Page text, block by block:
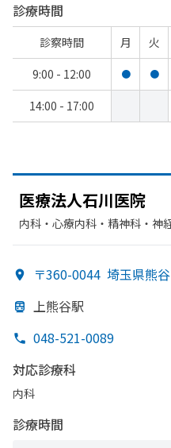
診療時間
診察時間 月 火
9:00 - 12:00
● ●
14:00 - 17:00
医療法人石川医院
内科・​心療内科・​精神科・神
〒360-0044 埼玉県熊
上熊谷駅
048-521-0089
対応診療科
内科
診療時間